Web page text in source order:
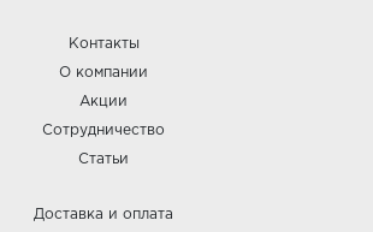
Контакты
О компании
Акции
Сотрудничество
Статьи
Доставка и оплата